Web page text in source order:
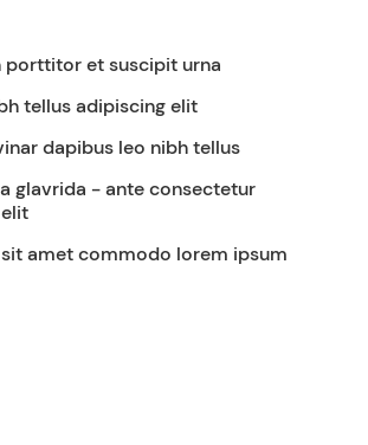
porttitor et suscipit urna
tellus adipiscing elit
dapibus leo nibh tellus
glavrida - ante consectetur
sit amet commodo lorem ipsum